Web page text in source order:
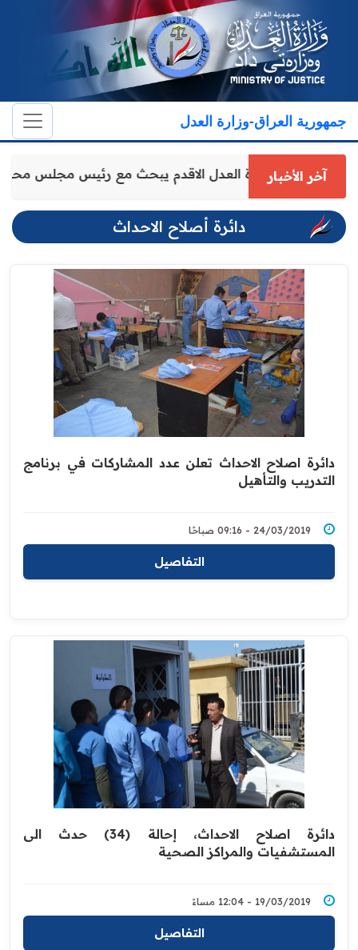
جمهورية العراق-وزارة العدل
آخر الأخباروكيل وزارة العدل الاقدم يبحث مع رئيس مجلس
دائرة أصلاح الاحداث
دائرة اصلاح الاحداث تعلن عدد المشاركات في برنامج
التدريب والتأهيل
24/03/2019 - 09:16 صباحًا
التفاصيل
دائرة اصلاح الاحداث، إحالة (34) حدث الى
المستشفيات والمراكز الصحية
19/03/2019 - 12:04 مساءً
التفاصيل